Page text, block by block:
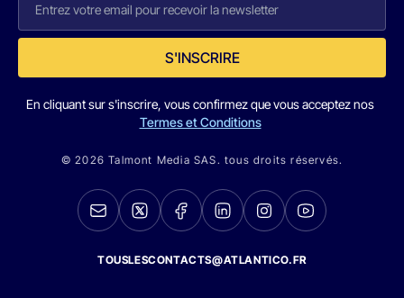
S'INSCRIRE
En cliquant sur s'inscrire, vous confirmez que vous acceptez nos
Termes et Conditions
© 2026 Talmont Media SAS. tous droits réservés.
TOUSLESCONTACTS@ATLANTICO.FR